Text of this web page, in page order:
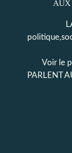
Voir le
PARLENT